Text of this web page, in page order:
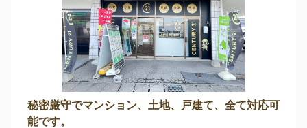
秘密厳守でマンション、土地、戸建て、全て対応可
能です。